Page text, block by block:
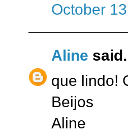
October
Aline
que lindo!
Beijos
Aline